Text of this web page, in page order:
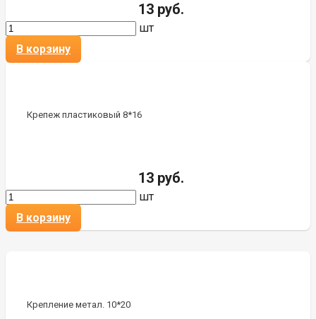
13 руб.
шт
В корзину
Крепеж пластиковый 8*16
13 руб.
шт
В корзину
Крепление метал. 10*20